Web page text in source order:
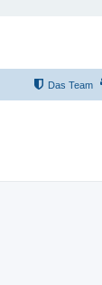
Das Team